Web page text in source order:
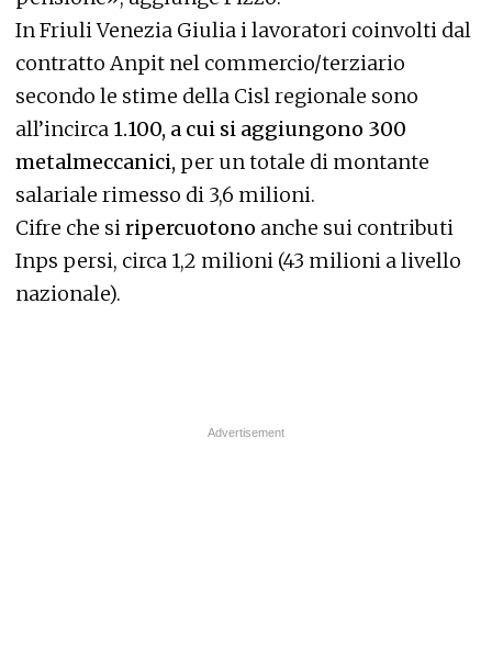
In Friuli Venezia Giulia i lavoratori coinvolti dal
contratto Anpit nel commercio/terziario
secondo le stime della Cisl regionale sono
all’incirca 1.100, a cui si aggiungono 300
metalmeccanici, per un totale di montante
salariale rimesso di 3,6 milioni.
Cifre che siripercuotono anche sui contributi
Inps persi, circa 1,2 milioni (43 milioni a livello
nazionale).